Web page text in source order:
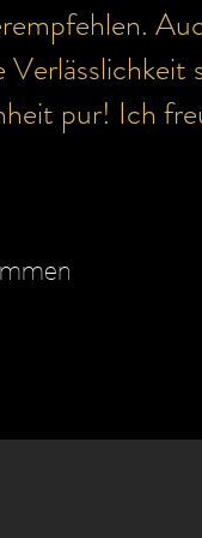
Verlässlichkeit
pur! Ich